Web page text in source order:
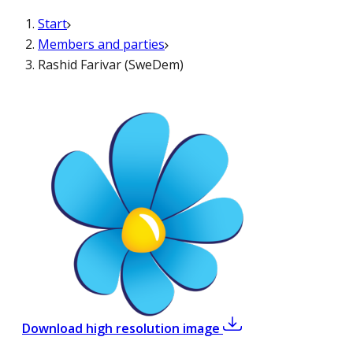
Start
Members and parties
Rashid Farivar (SweDem)
Download high resolution image ,Rashid Farivar